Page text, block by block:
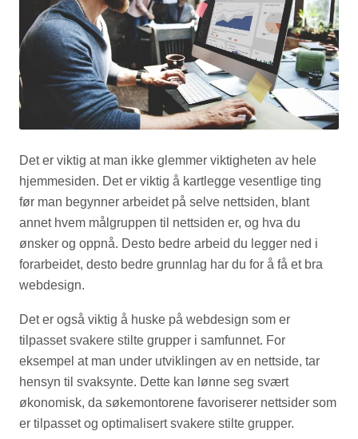
Det er viktig at man ikke glemmer viktigheten av hele
hjemmesiden. Det er viktig å kartlegge vesentlige ting
før man begynner arbeidet på selve nettsiden, blant
annet hvem målgruppen til nettsiden er, og hva du
ønsker og oppnå. Desto bedre arbeid du legger ned i
forarbeidet, desto bedre grunnlag har du for å få et bra
webdesign.
Det er også viktig å huske på webdesign som er
tilpasset svakere stilte grupper i samfunnet. For
eksempel at man under utviklingen av en nettside, tar
hensyn til svaksynte. Dette kan lønne seg svært
økonomisk, da søkemontorene favoriserer nettsider som
er tilpasset og optimalisert svakere stilte grupper.